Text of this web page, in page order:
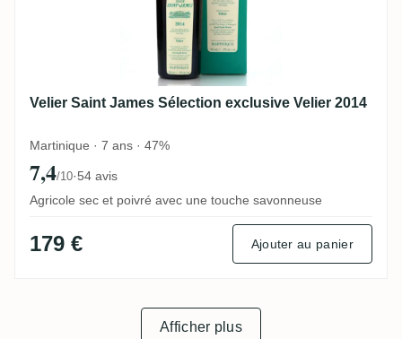
Velier Saint James Sélection exclusive Velier 2014
Martinique · 7 ans · 47%
7,4/10·54 avis
Agricole sec et poivré avec une touche savonneuse
179 € Ajouter au panier
Afficher plus